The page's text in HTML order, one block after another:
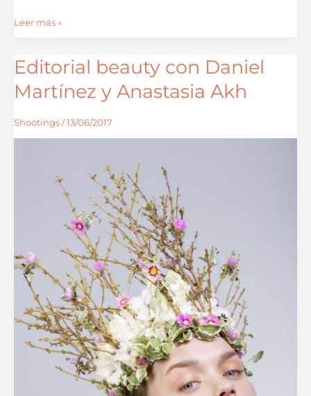
Leer más »
Editorial beauty con Daniel
Martínez y Anastasia Akh
Shootings/13/06/2017
Editorial
con
Martínez